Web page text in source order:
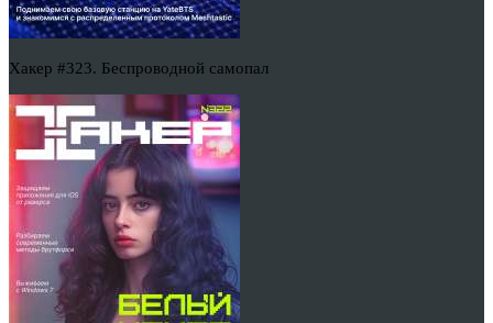
Хакер #323. Беспроводной самопал